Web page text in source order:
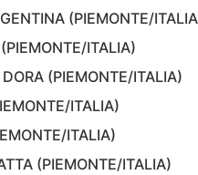
(PIEMONTE/
ITALIA)
(PIEMONTE/ITALIA)
ITALIA)
ITALIA)
(PIEMONTE/ITALIA)